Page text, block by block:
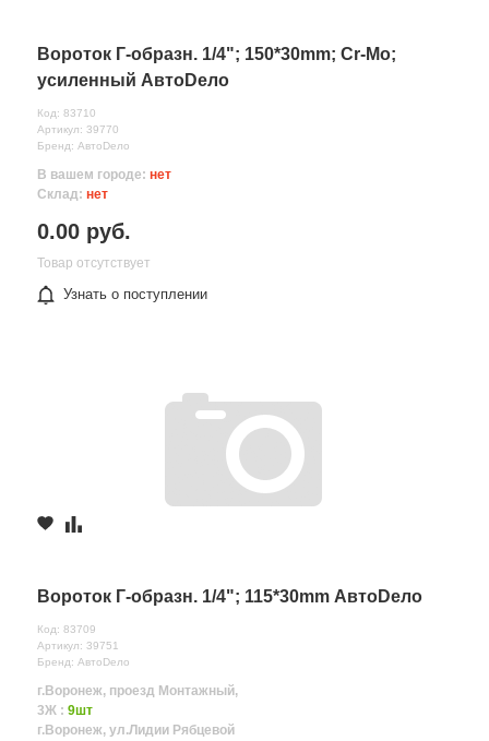
Вороток Г-образн. 1/4"; 150*30mm; Cr-Mo;
усиленный АвтоDело
Код: 83710
Артикул: 39770
Бренд: АвтоDело
В вашем городе: нет
Склад: нет
0.00 руб.
Товар отсутствует
Узнать о поступлении
Вороток Г-образн. 1/4"; 115*30mm АвтоDело
Код: 83709
Артикул: 39751
Бренд: АвтоDело
г.Воронеж, проезд Монтажный,
3Ж : 9шт
г.Воронеж, ул.Лидии Рябцевой